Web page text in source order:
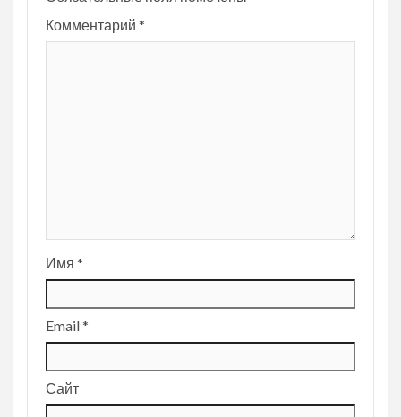
Комментарий *
Имя *
Email*
Сайт